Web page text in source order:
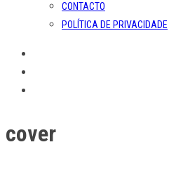
CONTACTO
POLÍTICA DE PRIVACIDADE
cover